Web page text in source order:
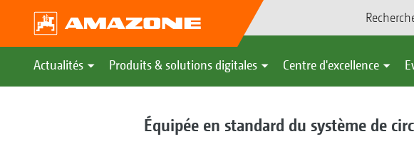
Actualités Produits & solutions digitales Centre d'excellence
Équipée en standard du système de